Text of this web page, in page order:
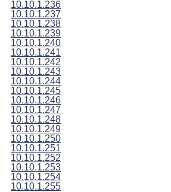
10.10.1.236
10.10.1.237
10.10.1.238
10.10.1.239
10.10.1.240
10.10.1.241
10.10.1.242
10.10.1.243
10.10.1.244
10.10.1.245
10.10.1.246
10.10.1.247
10.10.1.248
10.10.1.249
10.10.1.250
10.10.1.251
10.10.1.252
10.10.1.253
10.10.1.254
10.10.1.255